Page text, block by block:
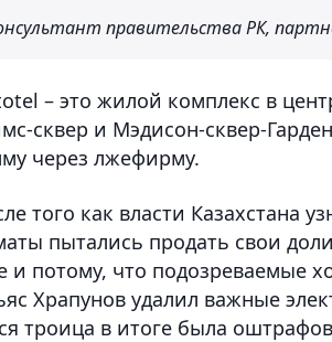
правительства РК,
– это жилой комплекс в
сквер и Мэдисон-сквер-
через лжефирму.
того как власти Казахстана
пытались продать свои
и потому, что подозреваемые
Храпунов удалил важные
троица в итоге была